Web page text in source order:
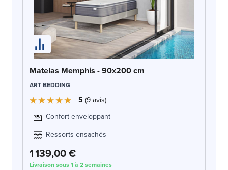
Matelas Memphis - 90x200 cm
ART BEDDING
5 9avis
Confort enveloppant
Ressorts ensachés
1 139,00 €
Livraison sous 1 à 2 semaines